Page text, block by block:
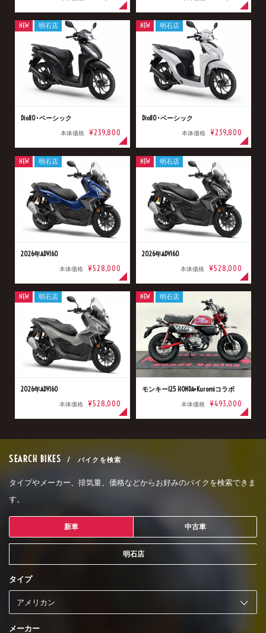
Dio110･ベーシック
本体価格 ¥239,800
NEW 明石店
Dio110･ベーシック
本体価格 ¥239,800
NEW 明石店
2026年ADV160
本体価格 ¥528,000
NEW 明石店
2026年ADV160
本体価格 ¥528,000
NEW 明石店
2026年ADV160
本体価格 ¥528,000
NEW 明石店
モンキー125 HONDA×Kuromiコラボ
本体価格 ¥493,000
NEW 明石店
SEARCH BIKES / バイクを検索
タイプやメーカー、排気量、価格などからお好みのバイクを検索できま
す。
新車 中古車
明石店
タイプ
メーカー